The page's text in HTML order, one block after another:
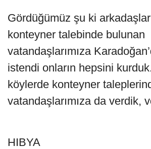
Gördüğümüz şu ki
konteyner talebinde bulunan
vatandaşlarımıza
istendi onların hepsini
köylerde konteyner
vatandaşlarımıza da verdik,
HIBYA